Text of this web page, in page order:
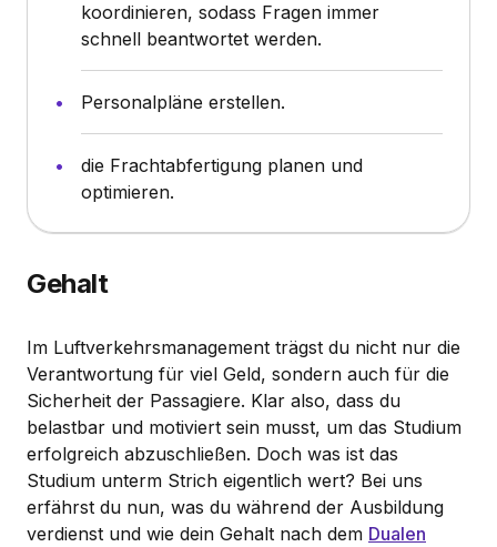
koordinieren, sodass Fragen immer
schnell beantwortet werden.
Personalpläne erstellen.
die Frachtabfertigung planen und
optimieren.
Gehalt
Im Luftverkehrsmanagement trägst du nicht nur die
Verantwortung für viel Geld, sondern auch für die
Sicherheit der Passagiere. Klar also, dass du
belastbar und motiviert sein musst, um das Studium
erfolgreich abzuschließen. Doch was ist das
Studium unterm Strich eigentlich wert? Bei uns
erfährst du nun, was du während der Ausbildung
verdienst und wie dein Gehalt nach dem Dualen